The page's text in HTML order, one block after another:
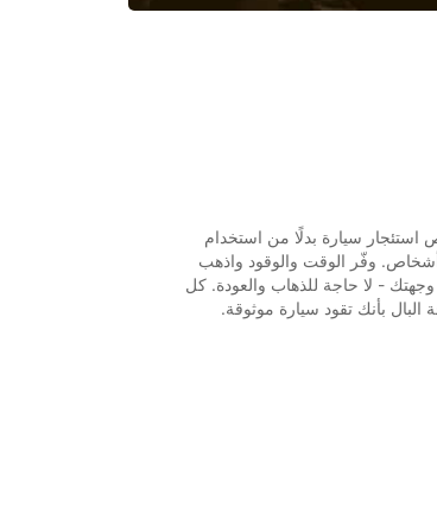
سيارة بدلًا من استخدام
وفّر الوقت والوقود واذهب
- لا حاجة للذهاب والعودة. كل
البال بأنك تقود سيارة موثوقة.